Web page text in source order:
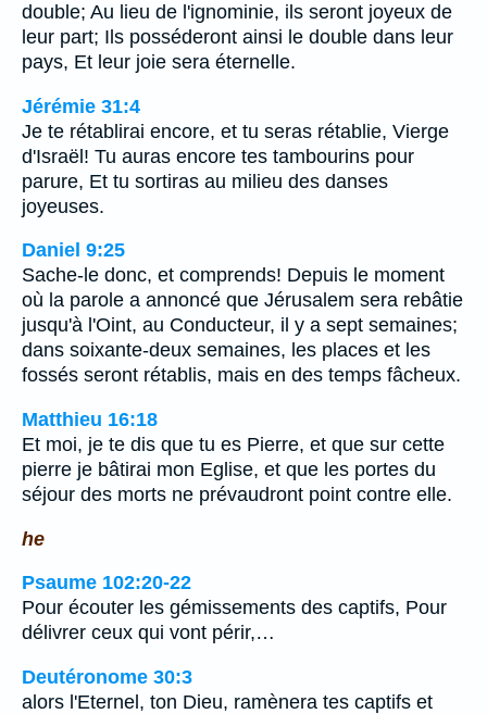
double; Au lieu de l'ignominie, ils seront joyeux de
leur part; Ils posséderont ainsi le double dans leur
pays, Et leur joie sera éternelle.
Jérémie 31:4
Je te rétablirai encore, et tu seras rétablie, Vierge
d'Israël! Tu auras encore tes tambourins pour
parure, Et tu sortiras au milieu des danses
joyeuses.
Daniel 9:25
Sache-le donc, et comprends! Depuis le moment
où la parole a annoncé que Jérusalem sera rebâtie
jusqu'à l'Oint, au Conducteur, il y a sept semaines;
dans soixante-deux semaines, les places et les
fossés seront rétablis, mais en des temps fâcheux.
Matthieu 16:18
Et moi, je te dis que tu es Pierre, et que sur cette
pierre je bâtirai mon Eglise, et que les portes du
séjour des morts ne prévaudront point contre elle.
he
Psaume 102:20-22
Pour écouter les gémissements des captifs, Pour
délivrer ceux qui vont périr,…
Deutéronome 30:3
alors l'Eternel, ton Dieu, ramènera tes captifs et